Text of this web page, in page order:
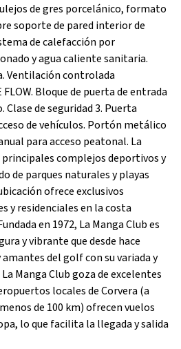
de gres porcelánico, formato
soporte de pared interior de
de calefacción por
y agua caliente sanitaria.
Ventilación controlada
Bloque de puerta de entrada
Clase de seguridad 3. Puerta
de vehículos. Portón metálico
para acceso peatonal. La
principales complejos deportivos y
de parques naturales y playas
ofrece exclusivos
y residenciales en la costa
en 1972, La Manga Club es
y vibrante que desde hace
del golf con su variada y
Manga Club goza de excelentes
locales de Corvera (a
de 100 km) ofrecen vuelos
lo que facilita la llegada y salida